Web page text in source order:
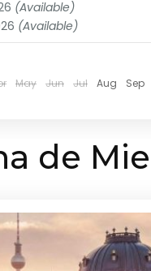
(Available)
(Available)
May Jun Jul Aug Sep
de